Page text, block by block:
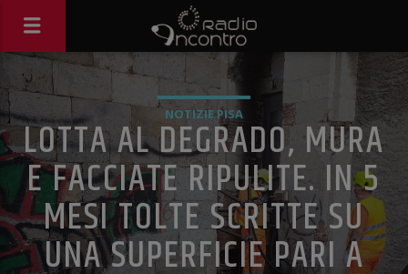
NOTIZIE PISA
LOTTA AL DEGRADO, MURA
E FACCIATE RIPULITE. IN 5
MESI TOLTE SCRITTE SU
UNA SUPERFICIE PARI A